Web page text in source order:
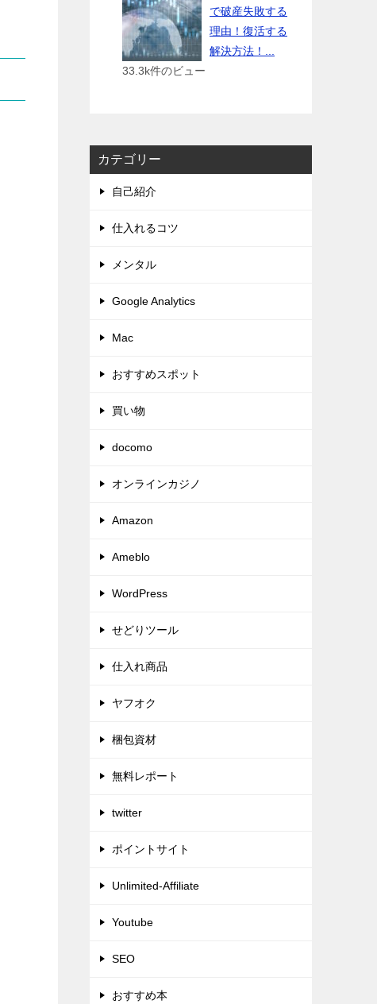
で破産失敗する
理由！復活する
解決方法！...
33.3k件のビュー
カテゴリー
自己紹介
仕入れるコツ
メンタル
Google Analytics
Mac
おすすめスポット
買い物
docomo
オンラインカジノ
Amazon
Ameblo
WordPress
せどりツール
仕入れ商品
ヤフオク
梱包資材
無料レポート
twitter
ポイントサイト
Unlimited-Affiliate
Youtube
SEO
おすすめ本